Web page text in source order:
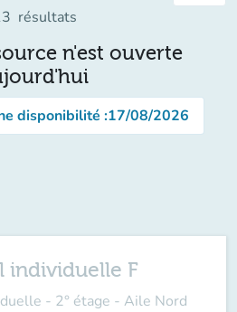
résultats
n'est ouverte
disponibilité :17/08/2026
individuelle F
- 2° étage - Aile Nord